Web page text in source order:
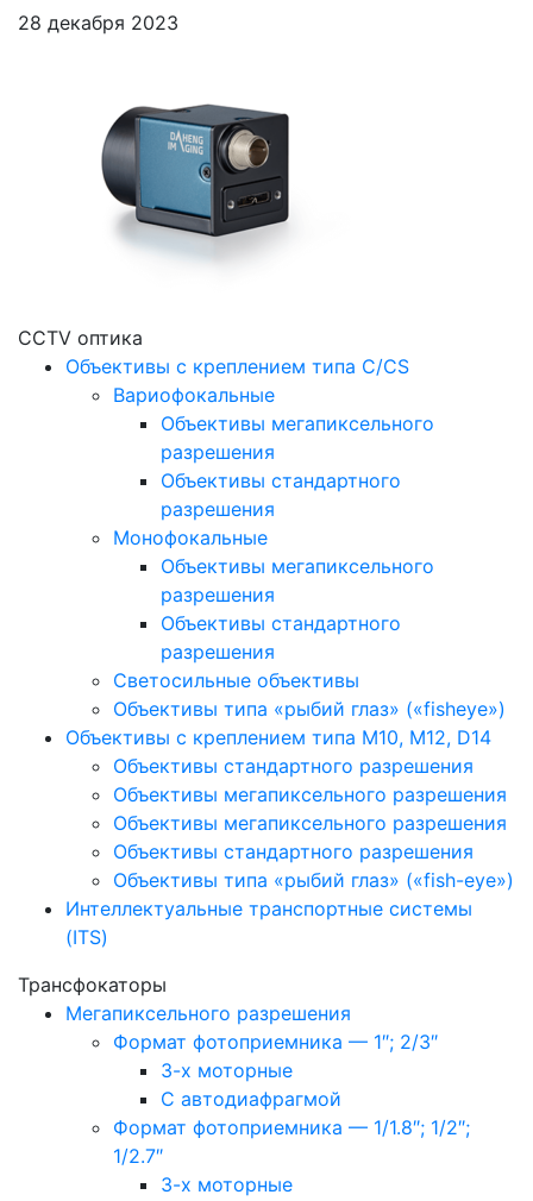
28 декабря 2023
CCTV оптика
Объективы с креплением типа C/CS
Вариофокальные
Объективы мегапиксельного
разрешения
Объективы стандартного
разрешения
Монофокальные
Объективы мегапиксельного
разрешения
Объективы стандартного
разрешения
Светосильные объективы
Объективы типа «рыбий глаз» («fisheye»)
Объективы с креплением типа M10, M12, D14
Объективы стандартного разрешения
Объективы мегапиксельного разрешения
Объективы мегапиксельного разрешения
Объективы стандартного разрешения
Объективы типа «рыбий глаз» («fish-eye»)
Интеллектуальные транспортные системы
(ITS)
Трансфокаторы
Мегапиксельного разрешения
Формат фотоприемника — 1″; 2/3″
3-х моторные
С автодиафрагмой
Формат фотоприемника — 1/1.8″; 1/2″;
1/2.7″
3-х моторные